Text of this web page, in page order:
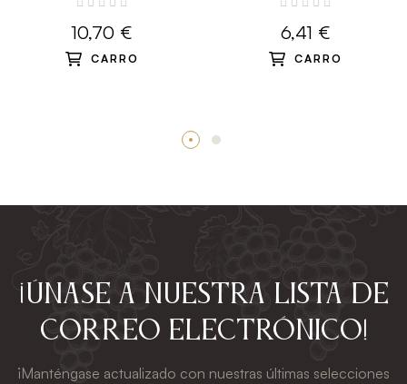
10,70 €
CARRO
6,41 €
CARRO
¡Únase a nuestra lista de
correo electrónico!
¡Manténgase actualizado con nuestras últimas selecciones